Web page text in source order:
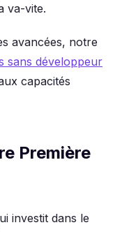
va-vite.
avancées, notre
sans développeur
capacités
Première
investit dans le